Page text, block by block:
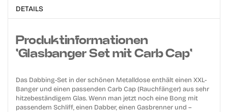
DETAILS
Produktinformationen
'Glasbanger Set mit Carb Cap'
Das Dabbing-Set in der schönen Metalldose enthält einen XXL-
Banger und einen passenden Carb Cap (Rauchfänger) aus sehr
hitzebeständigem Glas. Wenn man jetzt noch eine Bong mit
passendem Schliff, einen Dabber, einen Gasbrenner und –